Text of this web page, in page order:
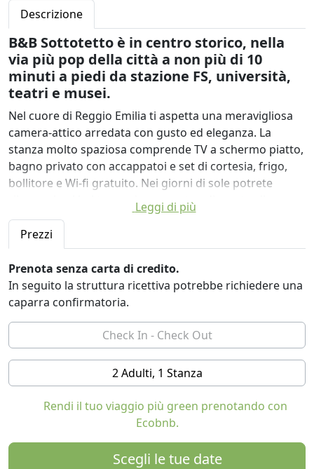
Descrizione
B&B Sottotetto è in centro storico, nella
via più pop della città a non più di 10
minuti a piedi da stazione FS, università,
teatri e musei.
Nel cuore di Reggio Emilia ti aspetta una meravigliosa
camera-attico arredata con gusto ed eleganza. La
stanza molto spaziosa comprende TV a schermo piatto,
bagno privato con accappatoi e set di cortesia, frigo,
bollitore e Wi-fi gratuito. Nei giorni di sole potrete
rilassarvi nel bel terrazzino coperto adiacente alla
stanza. Convenzioni con ristoranti in zona.
Leggi di più
Prezzi
Prenota senza carta di credito.
In seguito la struttura ricettiva potrebbe richiedere una
caparra confirmatoria.
2 Adulti, 1 Stanza
Rendi il tuo viaggio più green prenotando con
Ecobnb.
Scegli le tue date